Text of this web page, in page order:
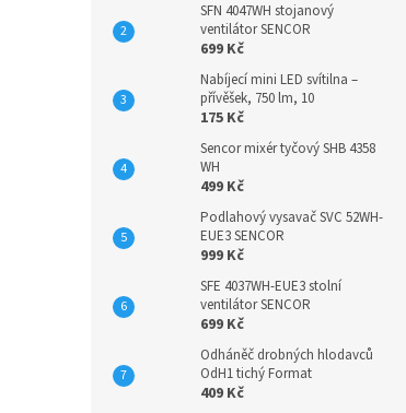
SFN 4047WH stojanový
ventilátor SENCOR
699 Kč
Nabíjecí mini LED svítilna –
přívěšek, 750 lm, 10
175 Kč
Sencor mixér tyčový SHB 4358
WH
499 Kč
Podlahový vysavač SVC 52WH-
EUE3 SENCOR
999 Kč
SFE 4037WH-EUE3 stolní
ventilátor SENCOR
699 Kč
Odháněč drobných hlodavců
OdH1 tichý Format
409 Kč